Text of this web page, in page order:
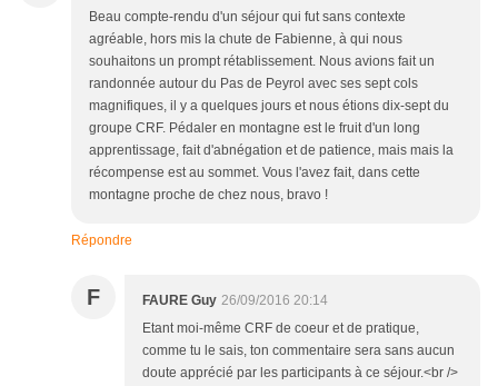
Beau compte-rendu d'un séjour qui fut sans contexte
agréable, hors mis la chute de Fabienne, à qui nous
souhaitons un prompt rétablissement. Nous avions fait un
randonnée autour du Pas de Peyrol avec ses sept cols
magnifiques, il y a quelques jours et nous étions dix-sept du
groupe CRF. Pédaler en montagne est le fruit d'un long
apprentissage, fait d'abnégation et de patience, mais mais la
récompense est au sommet. Vous l'avez fait, dans cette
montagne proche de chez nous, bravo !
Répondre
F FAURE Guy 26/09/2016 20:14
Etant moi-même CRF de coeur et de pratique,
comme tu le sais, ton commentaire sera sans aucun
doute apprécié par les participants à ce séjour.<br />